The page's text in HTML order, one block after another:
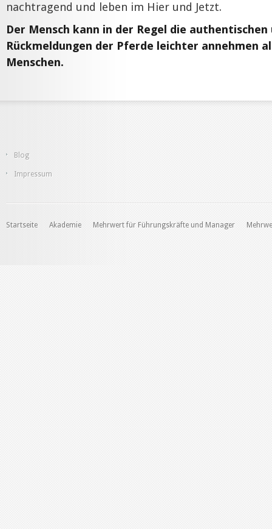
nachtragend und leben im Hier und Jetzt.
Der Mensch kann in der Regel die
Rückmeldungen der Pferde leichter annehmen
Menschen.
Blog
Impressum
Startseite Akademie Mehrwert für Führungskräfte und Manager